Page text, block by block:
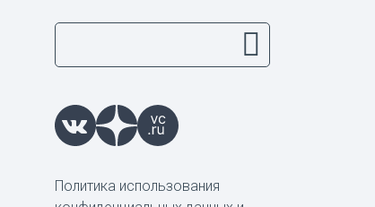
Политика использования